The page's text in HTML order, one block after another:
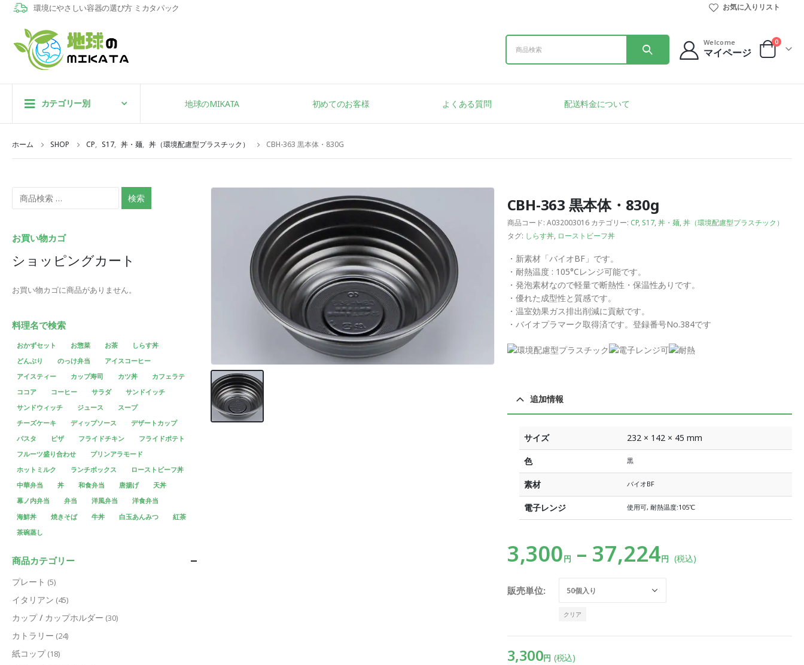
環境にやさしい容器の選び方 ミカタパック お気に入りリスト
Welcome
マイページ
0
カテゴリー別 地球のMIKATA 初めてのお客様 よくある質問 配送料金について
ホーム SHOP CP, S17, 丼・麺, 丼（環境配慮型プラスチック） CBH-363 黒本体・830G
CBH-363 黒本体・830g
商品コード: A032003016 カテゴリー: CP, S17,丼・麺,丼（環境配慮型プラスチック）
タグ: しらす丼, ローストビーフ丼
・新素材「バイオBF」です。
・耐熱温度 : 105°Cレンジ可能です。
・発泡素材なので軽量で断熱性・保温性ありです。
・優れた成型性と質感です。
・温室効果ガス排出削減に貢献です。
・バイオプラマーク取得済です。登録番号No.384です
追加情報
サイズ 232 × 142 × 45 mm
色 黒
素材 バイオBF
電子レンジ 使用可, 耐熱温度:105℃
3,300円 – 37,224円 (税込)
販売単位
クリア
3,300円 (税込)
検索
お買い物カゴ
ショッピングカート
お買い物カゴに商品がありません。
料理名で検索
おかずセット お惣菜 お茶
しらす丼
どんぶり
のっけ弁当
アイスコーヒー
アイスティー
カップ寿司 カツ丼
カフェラテ
ココア
コーヒー サラダ
サンドイッチ
サンドウィッチ
ジュース
スープ
チーズケーキ
ディップソース
デザートカップ
パスタ
ピザ フライドチキン
フライドポテト
フルーツ盛り合わせ
プリンアラモード
ホットミルク
ランチボックス
ローストビーフ丼
中華弁当
丼 和食弁当 唐揚げ
天丼
幕ノ内弁当
弁当 洋風弁当
洋食弁当
海鮮丼
焼きそば 牛丼 白玉あんみつ
紅茶
茶碗蒸し
商品カテゴリー
プレート (5)
イタリアン (45)
カップ / カップホルダー (30)
カトラリー (24)
紙コップ (18)